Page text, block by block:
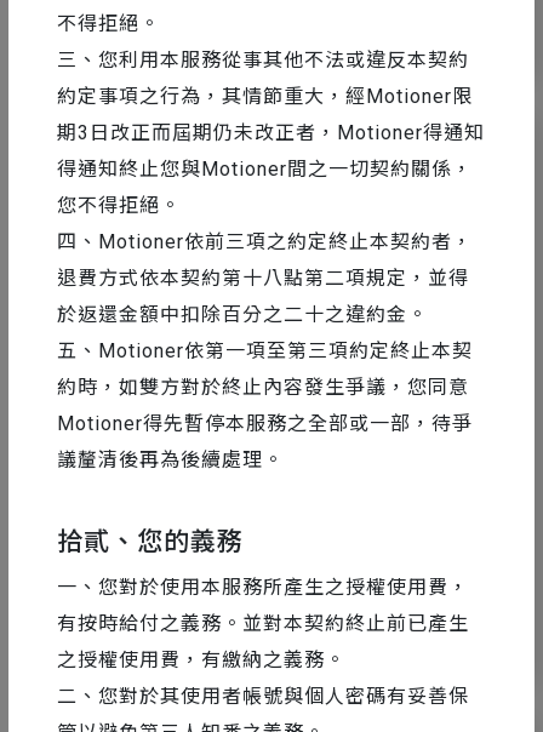
不得拒絕。
三、您利用本服務從事其他不法或違反本契約
約定事項之行為，其情節重大，經Motioner限
期3日改正而屆期仍未改正者，Motioner得通知
得通知終止您與Motioner間之一切契約關係，
您不得拒絕。
四、Motioner依前三項之約定終止本契約者，
退費方式依本契約第十八點第二項規定，並得
於返還金額中扣除百分之二十之違約金。
五、Motioner依第一項至第三項約定終止本契
約時，如雙方對於終止內容發生爭議，您同意
Motioner得先暫停本服務之全部或一部，待爭
議釐清後再為後續處理。
拾貳、您的義務
一、您對於使用本服務所產生之授權使用費，
有按時給付之義務。並對本契約終止前已產生
之授權使用費，有繳納之義務。
二、您對於其使用者帳號與個人密碼有妥善保
14
2016-11-24
27999